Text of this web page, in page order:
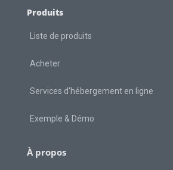
Produits
Liste de produits
Acheter
Services d'hébergement en ligne
Exemple & Démo
À propos